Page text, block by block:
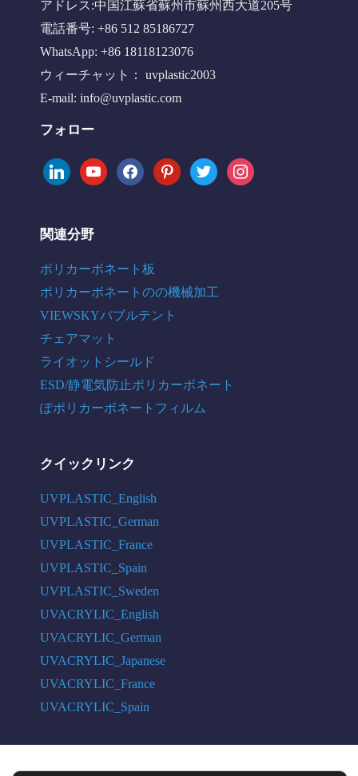
アドレス:中国江蘇省蘇州市蘇州西大道205号
電話番号: +86 512 85186727
WhatsApp: +86 18118123076
ウィーチャット： uvplastic2003
E-mail: info@uvplastic.com
フォロー
linkedinyoutubefacebookpinteresttwitter instagram
関連分野
ポリカーボネート板
ポリカーボネートのの機械加工
VIEWSKYバブルテント
チェアマット
ライオットシールド
ESD/静電気防止ポリカーボネート
ぽポリカーボネートフィルム
クイックリンク
UVPLASTIC_English
UVPLASTIC_German
UVPLASTIC_France
UVPLASTIC_Spain
UVPLASTIC_Sweden
UVACRYLIC_English
UVACRYLIC_German
UVACRYLIC_Japanese
UVACRYLIC_France
UVACRYLIC_Spain